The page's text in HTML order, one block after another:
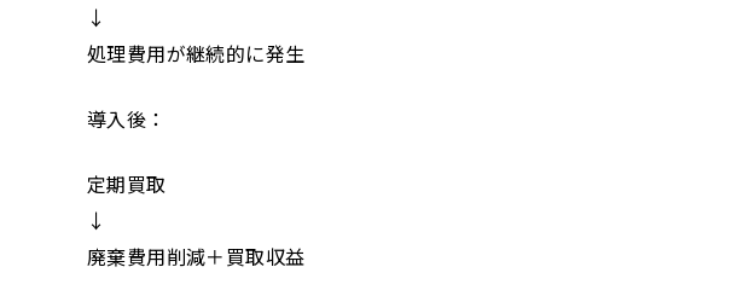
↓
処理費用が継続的に発生
導入後：
定期買取
↓
廃棄費用削減＋買取収益